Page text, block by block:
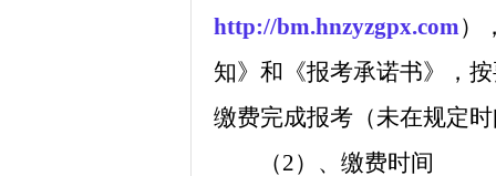
http://bm.hnzyzgpx.com）
知》和《报考承诺书》，
缴费完成报考（未在规定
（2）、缴费时间